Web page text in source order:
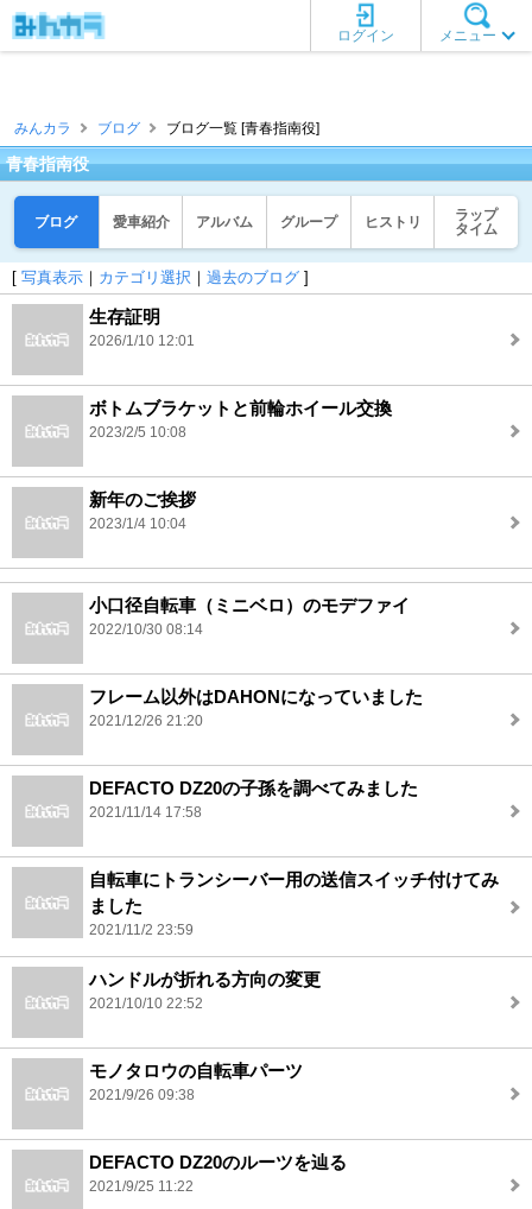
メニュー
ログイン
みんカラ ブログ ブログ一覧 [青春指南役]
青春指南役
ブログ 愛車紹介 アルバム グループ ヒストリ
ラップ
タイム
[ 写真表示 ｜ カテゴリ選択 ｜ 過去のブログ ]
生存証明
2026/1/10 12:01
ボトムブラケットと前輪ホイール交換
2023/2/5 10:08
新年のご挨拶
2023/1/4 10:04
小口径自転車（ミニベロ）のモデファイ
2022/10/30 08:14
フレーム以外はDAHONになっていました
2021/12/26 21:20
DEFACTO DZ20の子孫を調べてみました
2021/11/14 17:58
自転車にトランシーバー用の送信スイッチ付けてみ
ました
2021/11/2 23:59
ハンドルが折れる方向の変更
2021/10/10 22:52
モノタロウの自転車パーツ
2021/9/26 09:38
DEFACTO DZ20のルーツを辿る
2021/9/25 11:22